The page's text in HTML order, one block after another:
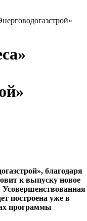
благодаря
к выпуску новое
построена уже в
программы